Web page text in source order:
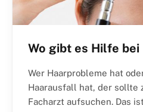
Wo gibt es Hilfe
Wer Haarprobleme hat
Haarausfall hat, der sollte
Facharzt aufsuchen. Das